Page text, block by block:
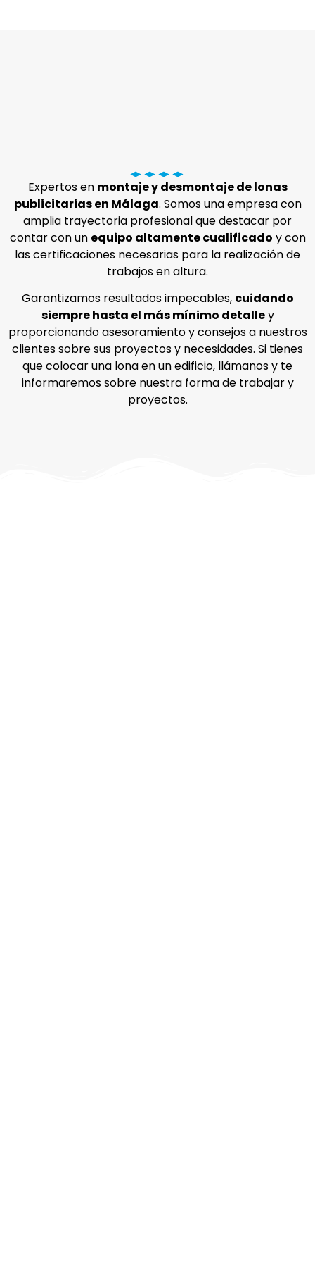
Expertos en montaje y desmontaje de lonas
publicitarias en Málaga. Somos una empresa con
amplia trayectoria profesional que destacar por
contar con un equipo altamente cualificado y con
las certificaciones necesarias para la realización de
trabajos en altura.
Garantizamos resultados impecables, cuidando
siempre hasta el más mínimo detalley
proporcionando asesoramiento y consejos a nuestros
clientes sobre sus proyectos y necesidades. Si tienes
que colocar una lona en un edificio, llámanos y te
informaremos sobre nuestra forma de trabajar y
proyectos.